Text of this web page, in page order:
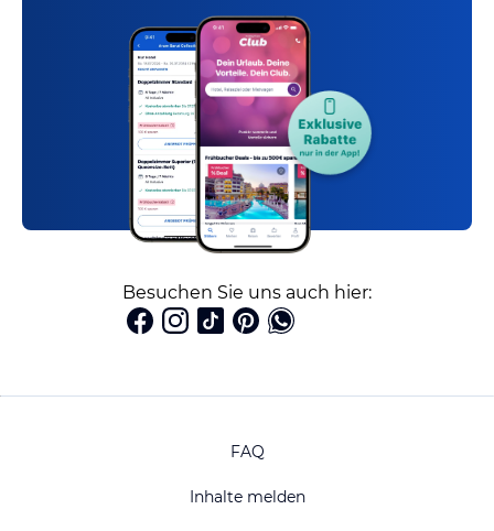
Besuchen Sie uns auch hier:
FAQ
Inhalte melden